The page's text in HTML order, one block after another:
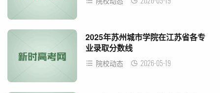
2025年苏州城市学院在江苏省各专
业录取分数线
院校动态 2026-05-19